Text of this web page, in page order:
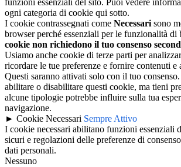
funzioni essenziali del sito. Puoi vedere
ogni categoria di cookie qui sotto.
I cookie contrassegnati come Necessari sono
browser perché essenziali per le funzionalità di
cookie non richiedono il tuo consenso
Usiamo anche cookie di terze parti per
ricordare le tue preferenze e fornire contenuti e
Questi saranno attivati solo con il tuo
abilitare o disabilitare questi cookie, ma tieni
alcune tipologie potrebbe influire sulla tua
navigazione.
► Cookie Necessari Sempre Attivo
I cookie necessari abilitano funzioni essenziali
sicuri e regolazioni delle preferenze di
dati personali.
Nessuno